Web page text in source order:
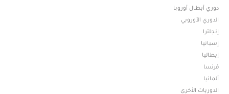
دوري أبطال أوروبا
الدوري الأوروبي
إنجلترا
إسبانيا
إيطاليا
فرنسا
ألمانيا
الدوريات الأخرى